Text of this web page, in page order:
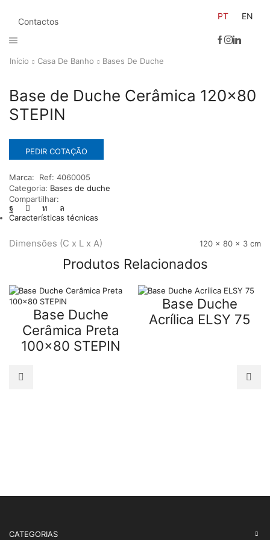
Contactos
PT EN
Início Casa De Banho Bases De Duche
Base de Duche Cerâmica 120×80
STEPIN
PEDIR COTAÇÃO
Marca: Ref: 4060005
Categoria: Bases de duche
Compartilhar:
Características técnicas
Dimensões (C x L x A) 120 × 80 × 3 cm
Produtos Relacionados
Base Duche
Cerâmica Preta
100×80 STEPIN
Base Duche
Acrílica ELSY 75
CATEGORIAS